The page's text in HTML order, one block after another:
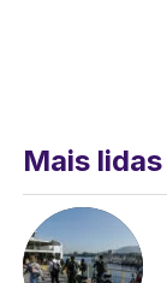
Mais lidas